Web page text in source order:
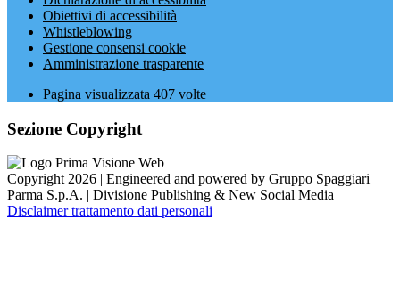
Obiettivi di accessibilità
Whistleblowing
Gestione consensi cookie
Amministrazione trasparente
Pagina visualizzata 407 volte
Sezione Copyright
Copyright 2026 | Engineered and powered by Gruppo Spaggiari
Parma S.p.A. | Divisione Publishing & New Social Media
Disclaimer trattamento dati personali